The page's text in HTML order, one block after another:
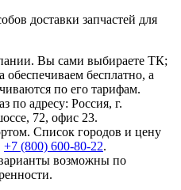
доставки запчастей для
Вы сами выбираете ТК;
обеспечиваем бесплатно, а
по его тарифам.
по адресу: Россия, г.
72, офис 23.
Список городов и цену
+7 (800) 600-80-22.
возможны по